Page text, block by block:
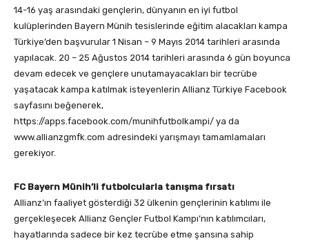
14-16 yaş arasındaki gençlerin, dünyanın en iyi futbol
kulüplerinden Bayern Münih tesislerinde eğitim alacakları kampa
Türkiye’den başvurular 1 Nisan – 9 Mayıs 2014 tarihleri arasında
yapılacak. 20 – 25 Ağustos 2014 tarihleri arasında 6 gün boyunca
devam edecek ve gençlere unutamayacakları bir tecrübe
yaşatacak kampa katılmak isteyenlerin Allianz Türkiye Facebook
sayfasını beğenerek,
https://apps.facebook.com/munihfutbolkampi/ ya da
www.allianzgmfk.com adresindeki yarışmayı tamamlamaları
gerekiyor.
FC Bayern Münih’li futbolcularla tanışma fırsatı
Allianz’ın faaliyet gösterdiği 32 ülkenin gençlerinin katılımı ile
gerçekleşecek Allianz Gençler Futbol Kampı’nın katılımcıları,
hayatlarında sadece bir kez tecrübe etme şansına sahip